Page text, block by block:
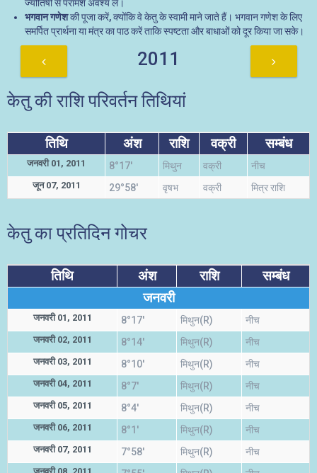
ज्योतिषी से परामर्श अवश्य लें।
भगवान गणेशकी पूजा करें, क्योंकि वे केतु के स्वामी माने जाते हैं। भगवान गणेश के लिए
समर्पित प्रार्थना या मंत्र का पाठ करें ताकि स्पष्टता और बाधाओं को दूर किया जा सके।
2011
केतु की राशि परिवर्तन तिथियां
तिथि अंश राशि वक्री सम्बंध
जनवरी 01, 2011 8°17' मिथुन वक्री नीच
जून 07, 2011 29°58' वृषभ वक्री मित्र राशि
केतु का प्रतिदिन गोचर
तिथि अंश राशि
सम्बंध
जनवरी
जनवरी 01, 2011 8°17' मिथुन(R) नीच
जनवरी 02, 2011 8°14' मिथुन(R) नीच
जनवरी 03, 2011 8°10' मिथुन(R) नीच
जनवरी 04, 2011 8°7' मिथुन(R) नीच
जनवरी 05, 2011 8°4' मिथुन(R) नीच
जनवरी 06, 2011 8°1' मिथुन(R) नीच
जनवरी 07, 2011 7°58' मिथुन(R) नीच